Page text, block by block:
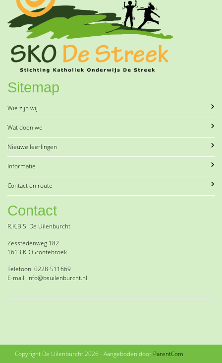
Sitemap
Wie zijn wij
Wat doen we
Nieuwe leerlingen
Informatie
Contact en route
Contact
R.K.B.S. De Uilenburcht
Zesstedenweg 182
1613 KD Grootebroek
Telefoon: 0228-511669
E-mail: info@bsuilenburcht.nl
Copyright De Uilenburcht 2026 - Aangeboden door ParentCom